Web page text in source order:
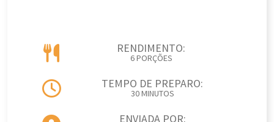
RENDIMENTO:
6 PORÇÕES
TEMPO DE PREPARO:
30 MINUTOS